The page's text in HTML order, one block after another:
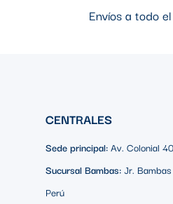
Envíos a todo
CENTRALES
Sede principal:Av. Colonial
Sucursal Bambas:Jr.
Perú